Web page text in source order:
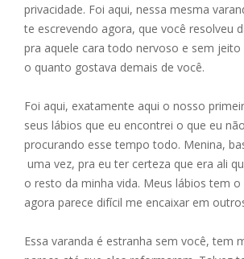
privacidade. Foi aqui, nessa mesma
te escrevendo agora, que você resolveu
pra aquele cara todo nervoso e sem
o quanto gostava demais de você.
Foi aqui, exatamente aqui o nosso
seus lábios que eu encontrei o que eu
procurando esse tempo todo. Menina,
uma vez, pra eu ter certeza que era ali
o resto da minha vida. Meus lábios tem
agora parece difícil me encaixar em
Essa varanda é estranha sem você, tem